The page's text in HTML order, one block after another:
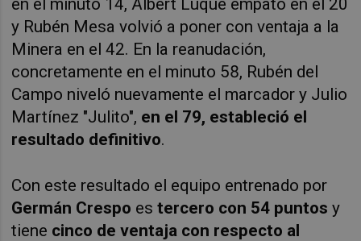
en el minuto 14, Albert Luque empató en el 20
y Rubén Mesa volvió a poner con ventaja a la
Minera en el 42. En la reanudación,
concretamente en el minuto 58, Rubén del
Campo niveló nuevamente el marcador y Julio
Martínez "Julito", en el 79, estableció el
resultado definitivo.
Con este resultado el equipo entrenado por
Germán Crespo estercero con 54 puntosy
tiene cinco de ventaja con respecto al